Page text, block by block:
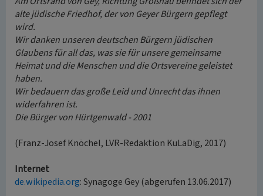
alte jüdische Friedhof, der von Geyer Bürgern gepflegt
wird.
Wir danken unseren deutschen Bürgern jüdischen
Glaubens für all das, was sie für unsere gemeinsame
Heimat und die Menschen und die Ortsvereine geleistet
haben.
Wir bedauern das große Leid und Unrecht das ihnen
widerfahren ist.
Die Bürger von Hürtgenwald - 2001
(Franz-Josef Knöchel, LVR-Redaktion KuLaDig, 2017)
Internet
de.wikipedia.org: Synagoge Gey (abgerufen 13.06.2017)